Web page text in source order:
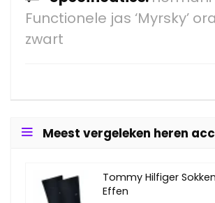
Functionele jas ‘Myrsky’
zwart
Meest vergeleken heren
Tommy Hilfiger
Effen